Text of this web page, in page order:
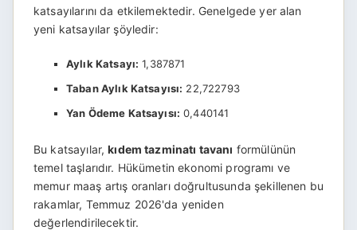
katsayılarını da etkilemektedir. Genelgede yer alan
yeni katsayılar şöyledir:
Aylık Katsayı: 1,387871
Taban Aylık Katsayısı: 22,722793
Yan Ödeme Katsayısı: 0,440141
Bu katsayılar,kıdem tazminatı tavanı formülünün
temel taşlarıdır. Hükümetin ekonomi programı ve
memur maaş artış oranları doğrultusunda şekillenen bu
rakamlar, Temmuz 2026'da yeniden
değerlendirilecektir.